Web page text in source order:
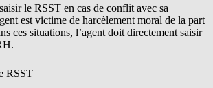
le RSST en cas de conflit avec sa
est victime de harcèlement moral de la part
ces situations, l’agent doit directement saisir
RSST